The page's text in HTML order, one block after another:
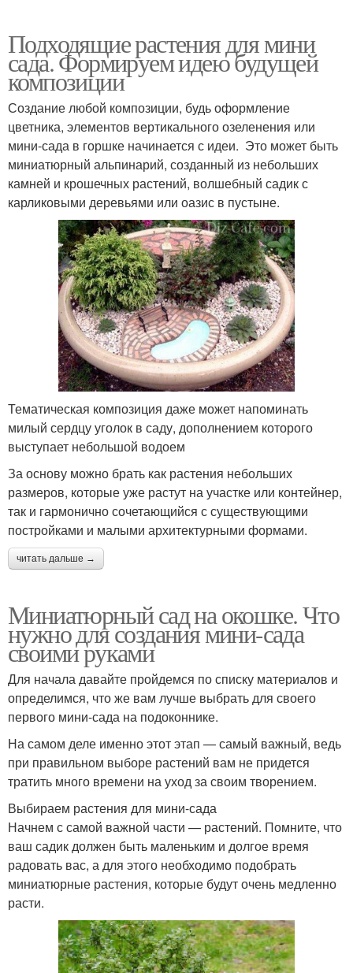
Подходящие растения для мини
сада. Формируем идею будущей
композиции
Создание любой композиции, будь оформление
цветника, элементов вертикального озеленения или
мини-сада в горшке начинается с идеи. Это может быть
миниатюрный альпинарий, созданный из небольших
камней и крошечных растений, волшебный садик с
карликовыми деревьями или оазис в пустыне.
Тематическая композиция даже может напоминать
милый сердцу уголок в саду, дополнением которого
выступает небольшой водоем
За основу можно брать как растения небольших
размеров, которые уже растут на участке или контейнер,
так и гармонично сочетающийся с существующими
постройками и малыми архитектурными формами.
читать дальше →
Миниатюрный сад на окошке. Что
нужно для создания мини-сада
своими руками
Для начала давайте пройдемся по списку материалов и
определимся, что же вам лучше выбрать для своего
первого мини-сада на подоконнике.
На самом деле именно этот этап — самый важный, ведь
при правильном выборе растений вам не придется
тратить много времени на уход за своим творением.
Выбираем растения для мини-сада
Начнем с самой важной части — растений. Помните, что
ваш садик должен быть маленьким и долгое время
радовать вас, а для этого необходимо подобрать
миниатюрные растения, которые будут очень медленно
расти.